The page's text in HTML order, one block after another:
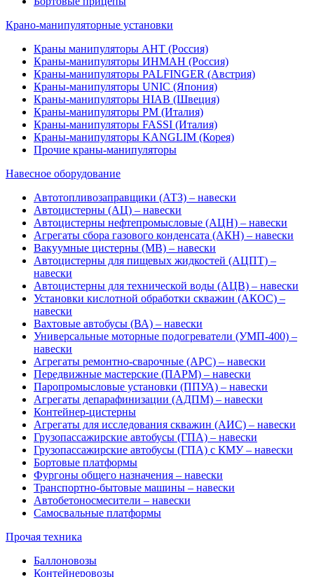
Крано-манипуляторные установки
Краны манипуляторы АНТ (Россия)
Краны-манипуляторы ИНМАН (Россия)
Краны-манипуляторы PALFINGER (Австрия)
Краны-манипуляторы UNIC (Япония)
Краны-манипуляторы HIAB (Швеция)
Краны-манипуляторы PM (Италия)
Краны-манипуляторы FASSI (Италия)
Краны-манипуляторы KANGLIM (Корея)
Прочие краны-манипуляторы
Навесное оборудование
Автотопливозаправщики (АТЗ) – навески
Автоцистерны (АЦ) – навески
Автоцистерны нефтепромысловые (АЦН) – навески
Агрегаты сбора газового конденсата (АКН) – навески
Вакуумные цистерны (МВ) – навески
Автоцистерны для пищевых жидкостей (АЦПТ) –
навески
Автоцистерны для технической воды (АЦВ) – навески
Установки кислотной обработки скважин (АКОС) –
навески
Вахтовые автобусы (ВА) – навески
Универсальные моторные подогреватели (УМП-400) –
навески
Агрегаты ремонтно-сварочные (АРС) – навески
Передвижные мастерские (ПАРМ) – навески
Паропромысловые установки (ППУА) – навески
Агрегаты депарафинизации (АДПМ) – навески
Контейнер-цистерны
Агрегаты для исследования скважин (АИС) – навески
Грузопассажирские автобусы (ГПА) – навески
Грузопассажирские автобусы (ГПА) с КМУ – навески
Бортовые платформы
Фургоны общего назначения – навески
Транспортно-бытовые машины – навески
Автобетоносмесители – навески
Самосвальные платформы
Прочая техника
Баллоновозы
Контейнеровозы